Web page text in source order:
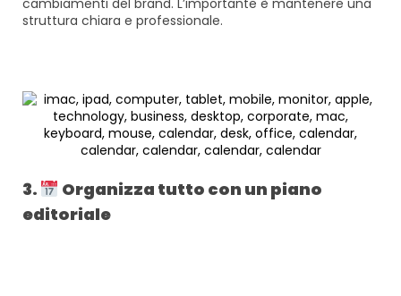
cambiamenti del brand. L’importante è mantenere una
struttura chiara e professionale.
3.
Organizza tutto con un piano
editoriale